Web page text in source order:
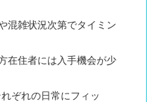
混雑状況次第でタイミン
在住者には入手機会が少
ぞれの日常にフィッ